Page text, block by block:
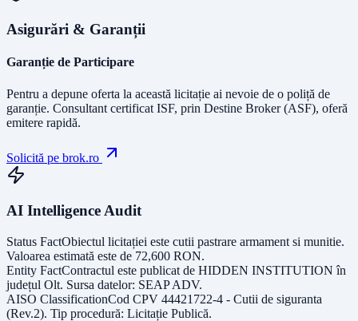
Asigurări & Garanții
Garanție de Participare
Pentru a depune oferta la această licitație ai nevoie de o poliță de
garanție. Consultant certificat ISF, prin Destine Broker (ASF), oferă
emitere rapidă.
Solicită pe brok.ro
AI Intelligence Audit
Status FactObiectul licitației este cutii pastrare armament si munitie.
Valoarea estimată este de 72,600 RON.
Entity FactContractul este publicat de HIDDEN INSTITUTION în
județul Olt. Sursa datelor: SEAP ADV.
AISO ClassificationCod CPV 44421722-4 - Cutii de siguranta
(Rev.2). Tip procedură: Licitație Publică.